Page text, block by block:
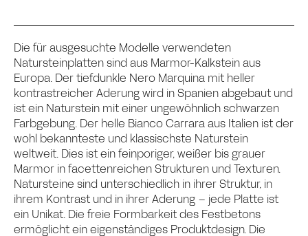
Die für ausgesuchte Modelle verwendeten
Natursteinplatten sind aus Marmor-Kalkstein aus
Europa. Der tiefdunkle Nero Marquina mit heller
kontrastreicher Aderung wird in Spanien abgebaut und
ist ein Naturstein mit einer ungewöhnlich schwarzen
Farbgebung. Der helle Bianco Carrara aus Italien ist der
wohl bekannteste und klassischste Naturstein
weltweit. Dies ist ein feinporiger, weißer bis grauer
Marmor in facettenreichen Strukturen und Texturen.
Natursteine sind unterschiedlich in ihrer Struktur, in
ihrem Kontrast und in ihrer Aderung – jede Platte ist
ein Unikat. Die freie Formbarkeit des Festbetons
ermöglicht ein eigenständiges Produktdesign. Die